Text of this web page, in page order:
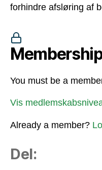
forhindre afsløring af
You must be a
Vis
Already a member?
Del: